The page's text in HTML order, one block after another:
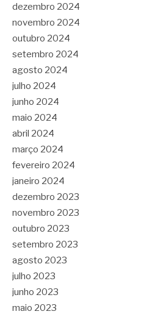
dezembro 2024
novembro 2024
outubro 2024
setembro 2024
agosto 2024
julho 2024
junho 2024
maio 2024
abril 2024
março 2024
fevereiro 2024
janeiro 2024
dezembro 2023
novembro 2023
outubro 2023
setembro 2023
agosto 2023
julho 2023
junho 2023
maio 2023